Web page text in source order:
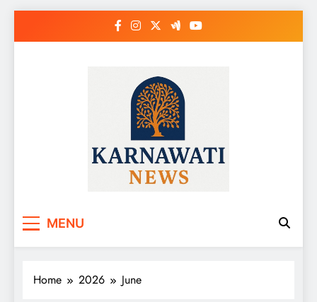
MENU
Home 2026 June